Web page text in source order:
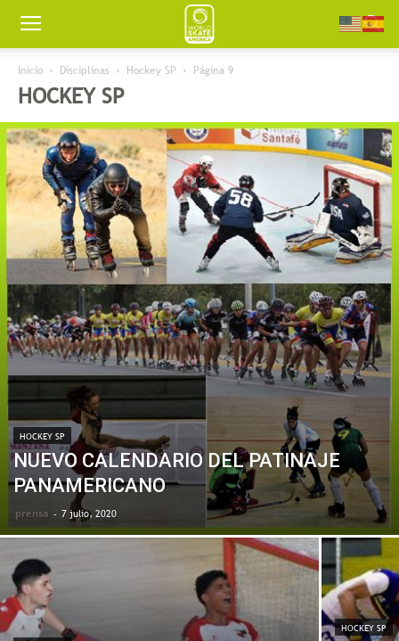
Worldskate
America
Inicio Disciplinas Hockey SP Página 9
HOCKEY SP
HOCKEY SP
NUEVO CALENDARIO DEL PATINAJE
PANAMERICANO
prensa - 7 julio, 2020
HOCKEY SP